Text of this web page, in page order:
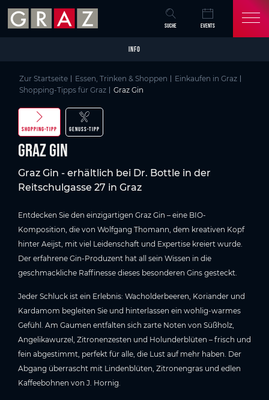
Skip to main content
Skip to table of contents
Skip to main navigation
SUCHE EVENTS
INFO
Zur Startseite Essen, Trinken & Shoppen
Einkaufen in Graz
Shopping-Tipps für Graz
Graz Gin
SHOPPING-TIPP GENUSS-TIPP
Graz Gin
Graz Gin - erhältlich bei Dr. Bottle in der
Reitschulgasse 27 in Graz
Entdecken Sie den einzigartigen Graz Gin – eine BIO-
Komposition, die von Wolfgang Thomann, dem kreativen Kopf
hinter Aeijst, mit viel Leidenschaft und Expertise kreiert wurde.
Der erfahrene Gin-Produzent hat all sein Wissen in die
geschmackliche Raffinesse dieses besonderen Gins gesteckt.
Jeder Schluck ist ein Erlebnis: Wacholderbeeren, Koriander und
Kardamom begleiten Sie und hinterlassen ein wohlig-warmes
Gefühl. Am Gaumen entfalten sich zarte Noten von Süßholz,
Angelikawurzel, Zitronenzesten und Holunderblüten – frisch und
fein abgestimmt, perfekt für alle, die Lust auf mehr haben. Der
Abgang überrascht mit Lindenblüten, Zitronengras und edlen
Kaffeebohnen von J. Hornig.